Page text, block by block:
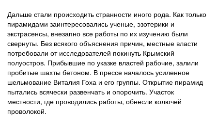
Дальше стали происходить странности иного рода. Как только
пирамидами заинтересовались ученые, эзотерики и
экстрасенсы, внезапно все работы по их изучению были
свернуты. Без всякого объяснения причин, местные власти
потребовали от исследователей покинуть Крымский
полуостров. Прибывшие по указке властей рабочие, залили
пробитые шахты бетоном. В прессе началось усиленное
шельмование Виталия Гоха и его группы. Открытие пирамид
пытались всячески развенчать и опорочить. Участок
местности, где проводились работы, обнесли колючей
проволокой.